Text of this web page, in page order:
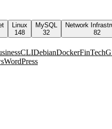
Linux
148
MySQL
32
Network
82
CLIDebianDockerFinTech
WordPress